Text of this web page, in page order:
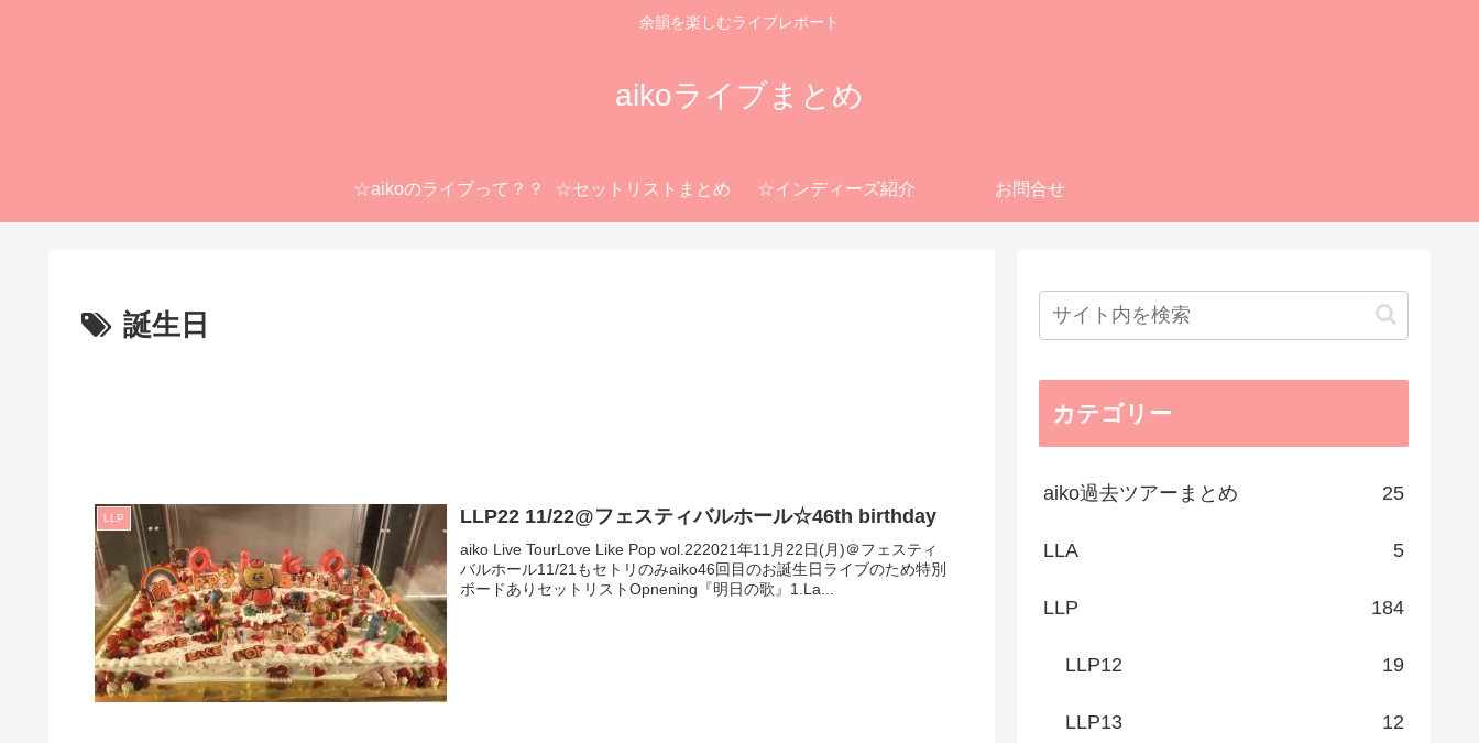
余韻を楽しむライブレポート
aikoライブまとめ
☆aikoのライブって？？ ☆セットリストまとめ ☆インディーズ紹介 お問合せ
誕生日
LLP LLP22 11/22@フェスティバルホール☆46th birthday
aiko Live TourLove Like Pop vol.222021年11月22日(月)＠フェスティ
バルホール11/21もセトリのみaiko46回目のお誕生日ライブのため特別
ボードありセットリストOpnening『明日の歌』1.La...
カテゴリー
aiko過去ツアーまとめ 25
LLA 5
LLP 184
LLP12 19
LLP13 12